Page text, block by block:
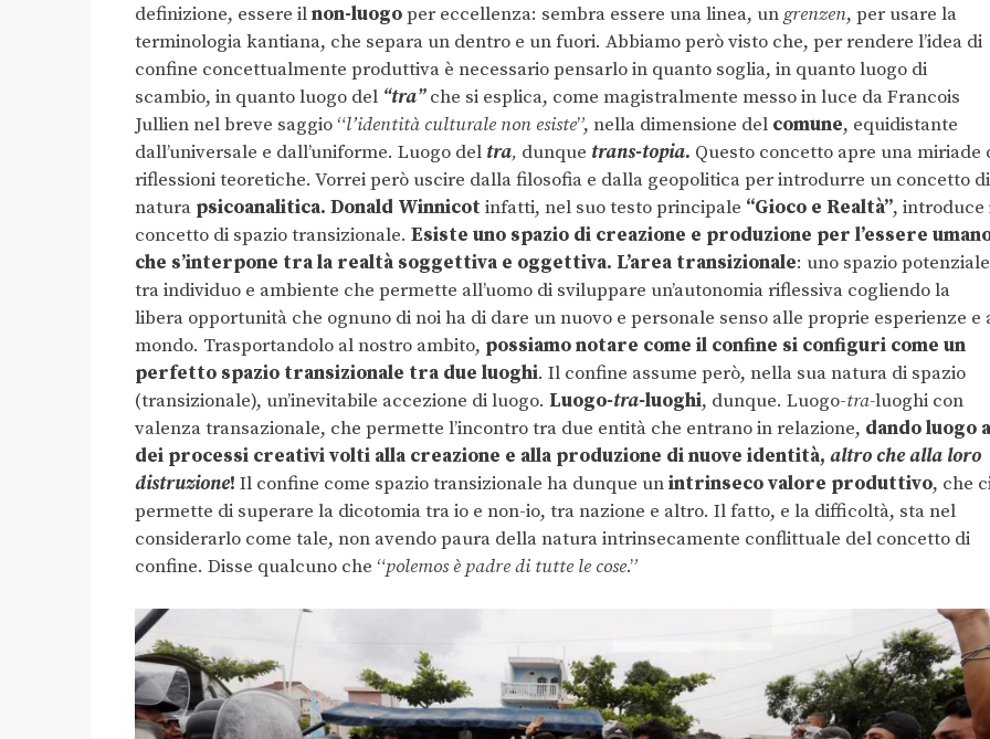
definizione, essere ilnon-luogoper eccellenza: sembra essere una linea, ungrenzen, per usare la
terminologia kantiana, che separa un dentro e un fuori. Abbiamo però visto che, per rendere l’idea di
confine concettualmente produttiva è necessario pensarlo in quanto soglia, in quanto luogo di
scambio, in quanto luogo del “tra”che si esplica, come magistralmente messo in luce da Francois
Jullien nel breve saggio “l’identità culturale non esiste”, nella dimensione del comune, equidistante
dall’universale e dall’uniforme. Luogo del tra, dunque trans-topia. Questo concetto apre una miriade
riflessioni teoretiche. Vorrei però uscire dalla filosofia e dalla geopolitica per introdurre un concetto di
natura psicoanalitica. Donald Winnicot infatti, nel suo testo principale “Gioco e Realtà”, introduce
concetto di spazio transizionale. Esiste uno spazio di creazione e produzione per l’essere
che s’interpone tra la realtà soggettiva e oggettiva. L’area transizionale: uno spazio potenziale
tra individuo e ambiente che permette all’uomo di sviluppare un’autonomia riflessiva cogliendo la
libera opportunità che ognuno di noi ha di dare un nuovo e personale senso alle proprie esperienze e
mondo. Trasportandolo al nostro ambito, possiamo notare come il confine si configuri come un
perfetto spazio transizionale tra due luoghi. Il confine assume però, nella sua natura di spazio
(transizionale), un’inevitabile accezione di luogo. Luogo-tra-luoghi, dunque. Luogo-tra-luoghi con
valenza transazionale, che permette l’incontro tra due entità che entrano in relazione, dando luogo a
dei processi creativi volti alla creazione e alla produzione di nuove identità, altro che alla loro
distruzione! Il confine come spazio transizionale ha dunque unintrinseco valore produttivo, che
permette di superare la dicotomia tra io e non-io, tra nazione e altro. Il fatto, e la difficoltà, sta nel
considerarlo come tale, non avendo paura della natura intrinsecamente conflittuale del concetto di
confine. Disse qualcuno che “polemos è padre di tutte le cose.”